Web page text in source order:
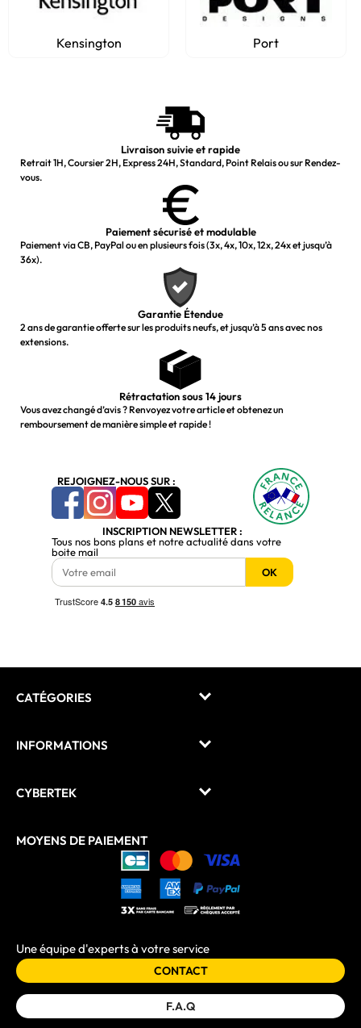
Kensington Port
Livraison suivie et rapide
Retrait 1H, Coursier 2H, Express 24H, Standard, Point Relais ou sur Rendez-
vous.
Paiement sécurisé et modulable
Paiement via CB, PayPal ou en plusieurs fois (3x, 4x, 10x, 12x, 24x et jusqu’à
36x).
Garantie Étendue
2 ans de garantie offerte sur les produits neufs, et jusqu’à 5 ans avec nos
extensions.
Rétractation sous 14 jours
Vous avez changé d’avis ? Renvoyez votre article et obtenez un
remboursement de manière simple et rapide !
REJOIGNEZ-NOUS SUR :
INSCRIPTION NEWSLETTER :
Tous nos bons plans et notre actualité dans votre
boite mail
OK
CATÉGORIES
INFORMATIONS
CYBERTEK
MOYENS DE PAIEMENT
Une équipe d'experts à votre service
CONTACT
F.A.Q